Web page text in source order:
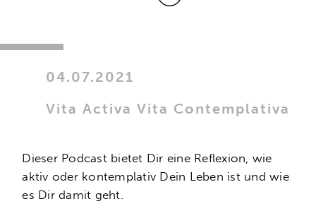
04.07.2021
Vita Activa Vita Contemplativa
Dieser Podcast bietet Dir eine Reflexion, wie
aktiv oder kontemplativ Dein Leben ist und wie
es Dir damit geht.